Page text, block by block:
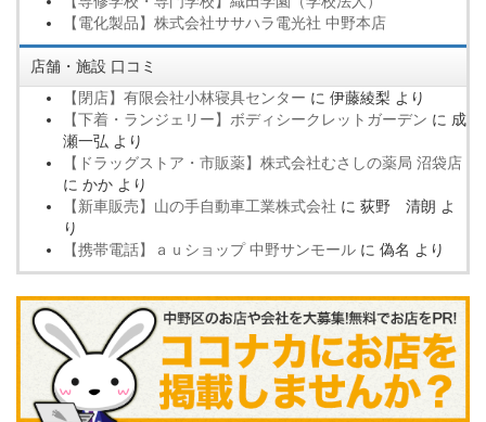
【電化製品】株式会社ササハラ電光社 中野本店
店舗・施設 口コミ
【閉店】有限会社小林寝具センター に 伊藤綾梨 より
【下着・ランジェリー】ボディシークレットガーデン に 成
瀬一弘 より
【ドラッグストア・市販薬】株式会社むさしの薬局 沼袋店
に かか より
【新車販売】山の手自動車工業株式会社 に 荻野 清朗 よ
り
【携帯電話】ａｕショップ 中野サンモール に 偽名 より